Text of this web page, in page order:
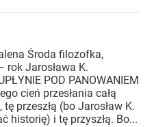
Środa filozofka,
Jarosława K.
POD PANOWANIEM
cień przesłania całą
przeszłą (bo Jarosław K.
historię) i tę przyszłą. Bo...